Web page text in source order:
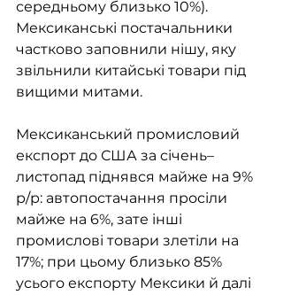
середньому близько 10%).
Мексиканські постачальники
частково заповнили нішу, яку
звільнили китайські товари під
вищими митами.
Мексиканський промисловий
експорт до США за січень–
листопад піднявся майже на 9%
р/р: автопостачання просіли
майже на 6%, зате інші
промислові товари злетіли на
17%; при цьому близько 85%
усього експорту Мексики й далі